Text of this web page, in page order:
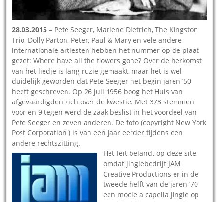
28.03.2015 – Pete Seeger, Marlene Dietrich, The Kingston
Trio, Dolly Parton, Peter, Paul & Mary en vele andere
internationale artiesten hebben het nummer op de plaat
gezet: Where have all the flowers gone? Over de herkomst
van het liedje is lang ruzie gemaakt, maar het is wel
duidelijk geworden dat Pete Seeger het begin jaren ’50
heeft geschreven. Op 26 juli 1956 boog het Huis van
afgevaardigden zich over de kwestie. Met 373 stemmen
voor en 9 tegen werd de zaak beslist in het voordeel van
Pete Seeger en zeven anderen. De foto (copyright New York
Post Corporation ) is van een jaar eerder tijdens een
andere rechtszitting.
Het feit belandt op deze site,
omdat jinglebedrijf JAM
Creative Productions er in de
tweede helft van de jaren ‘70
een mooie a capella jingle op